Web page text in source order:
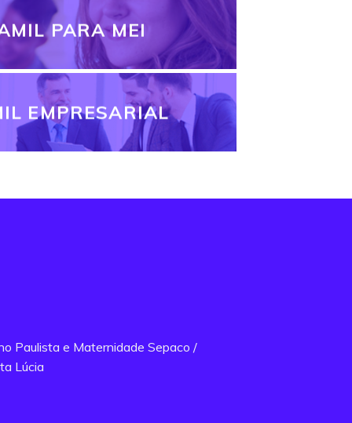
PARA MEI
EMPRESARIAL
Paulista e Maternidade Sepaco /
Lúcia